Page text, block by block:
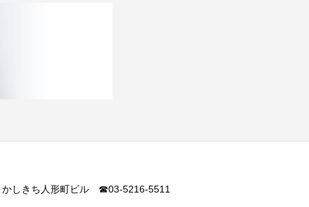
かしきち人形町ビル ☎03-5216-5511